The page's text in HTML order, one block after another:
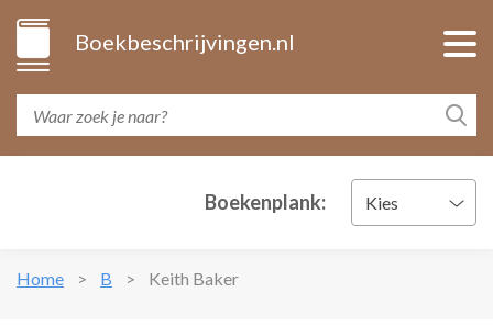
Boekbeschrijvingen.nl
Boekenplank: Kies
Home B Keith Baker